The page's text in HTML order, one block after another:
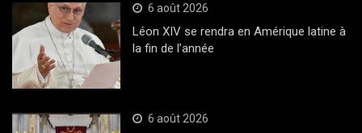
6 août 2026
Léon XIV se rendra en Amérique latine à
la fin de l’année
6 août 2026